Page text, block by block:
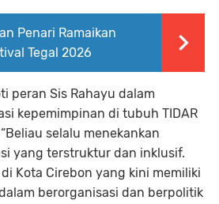
Penari Ramaikan
Tegal 2026
peran Sis Rahayu dalam
kepemimpinan di tubuh TIDAR
selalu menekankan
yang terstruktur dan inklusif.
di Kota Cirebon yang kini memiliki
berorganisasi dan berpolitik